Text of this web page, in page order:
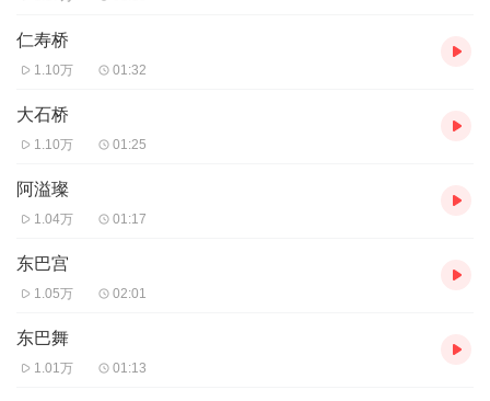
仁寿桥
1.10万 01:32
大石桥
1.10万 01:25
阿溢璨
1.04万 01:17
东巴宫
1.05万 02:01
东巴舞
1.01万 01:13